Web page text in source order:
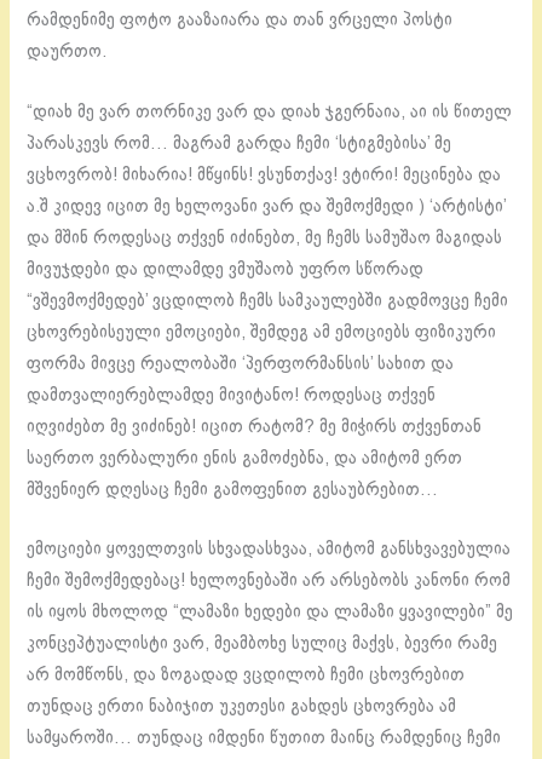
რამდენიმე ფოტო გააზაიარა და თან ვრცელი პოსტი
დაურთო.
“დიახ მე ვარ თორნიკე ვარ და დიახ ჯგერნაია, აი ის წითელ
პარასკევს რომ… მაგრამ გარდა ჩემი ‘სტიგმებისა’ მე
ვცხოვრობ! მიხარია! მწყინს! ვსუნთქავ! ვტირი! მეცინება და
ა.შ კიდევ იცით მე ხელოვანი ვარ და შემოქმედი ) ‘არტისტი’
და მშინ როდესაც თქვენ იძინებთ, მე ჩემს სამუშაო მაგიდას
მივუჯდები და დილამდე ვმუშაობ უფრო სწორად
“ვშევმოქმედებ’ ვცდილობ ჩემს სამკაულებში გადმოვცე ჩემი
ცხოვრებისეული ემოციები, შემდეგ ამ ემოციებს ფიზიკური
ფორმა მივცე რეალობაში ‘პერფორმანსის’ სახით და
დამთვალიერებლამდე მივიტანო! როდესაც თქვენ
იღვიძებთ მე ვიძინებ! იცით რატომ? მე მიჭირს თქვენთან
საერთო ვერბალური ენის გამოძებნა, და ამიტომ ერთ
მშვენიერ დღესაც ჩემი გამოფენით გესაუბრებით…
ემოციები ყოველთვის სხვადასხვაა, ამიტომ განსხვავებულია
ჩემი შემოქმედებაც! ხელოვნებაში არ არსებობს კანონი რომ
ის იყოს მხოლოდ “ლამაზი ხედები და ლამაზი ყვავილები” მე
კონცეპტუალისტი ვარ, მეამბოხე სულიც მაქვს, ბევრი რამე
არ მომწონს, და ზოგადად ვცდილობ ჩემი ცხოვრებით
თუნდაც ერთი ნაბიჯით უკეთესი გახდეს ცხოვრება ამ
სამყაროში… თუნდაც იმდენი წუთით მაინც რამდენიც ჩემი